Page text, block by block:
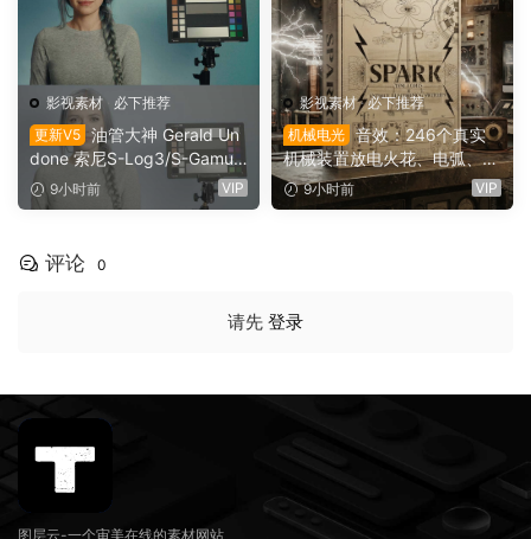
影视素材 · 必下推荐
更新V5 油管大神 Gerald Un
done 索尼S-Log3/S-Gamut
3.Cine素材色彩还原、监看L
UT调色预设 Gerald Undone
2）
9小时前 VIP
影视素材·必下推荐
机械电光 音效：246个真实
机械装置放电火花、电弧、嗡
鸣、嗡鸣、机械激活冲击电影
游戏广告音效素材 SoundMor
9小时前 VIP
评论 0
请先 登录
图层云-一个审美在线的素材网站